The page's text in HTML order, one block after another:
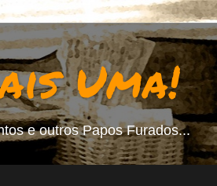
Uma!
e outros Papos Furados...